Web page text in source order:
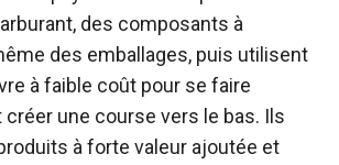
des composants à
des emballages, puis utilisent
à faible coût pour se faire
une course vers le bas. Ils
à forte valeur ajoutée et